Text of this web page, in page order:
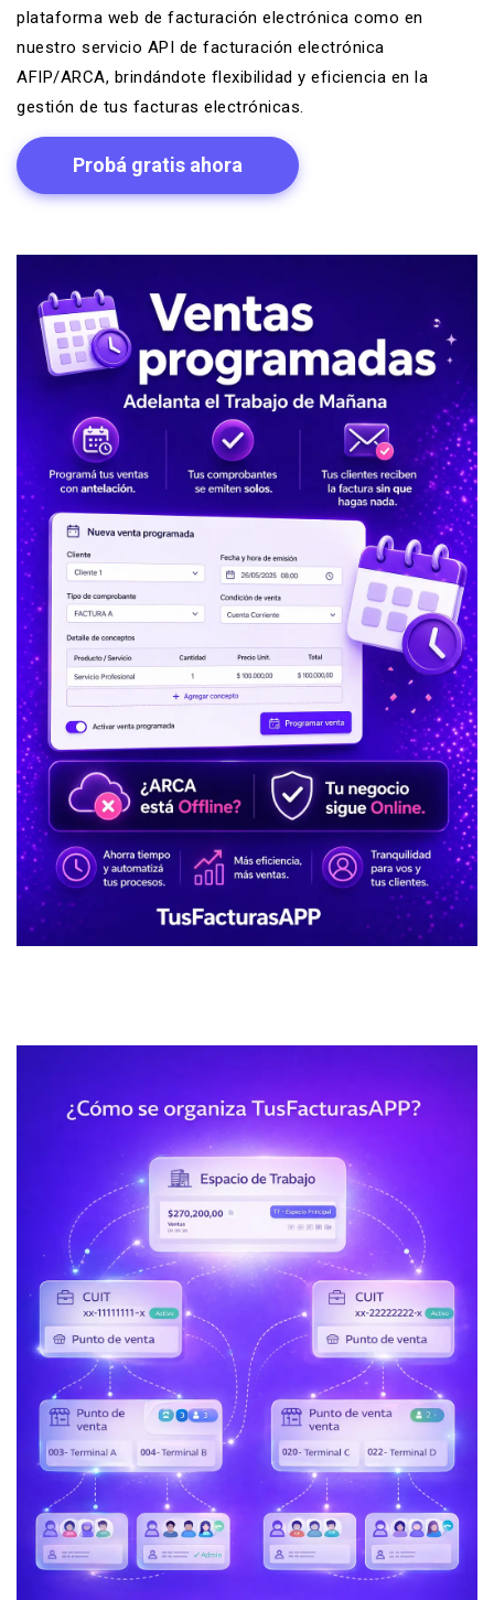
plataforma web de facturación electrónica como en
nuestro servicio API de facturación electrónica
AFIP/ARCA, brindándote flexibilidad y eficiencia en la
gestión de tus facturas electrónicas.
Probá gratis ahora